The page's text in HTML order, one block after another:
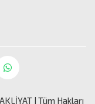
| Tüm Hakları